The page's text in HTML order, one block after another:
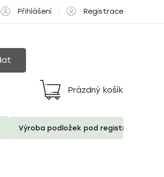
Přihlášení Registrace
Nákupní
košík
Prázdný košík
Výroba podložek pod registrační